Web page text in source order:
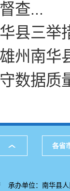
查...
县三举
州南华
数据质
各省
承办单位：南华县人